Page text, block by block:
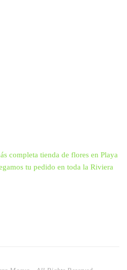
completa tienda de flores en Playa
tu pedido en toda la Riviera